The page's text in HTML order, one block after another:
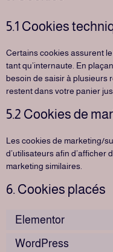
5.1 Cookies
Certains cookies assurent
tant qu’internaute. En
besoin de saisir à plusieurs
restent dans votre panier
5.2 Cookies de
Les cookies de marketing/
d’utilisateurs afin d’afficher
marketing similaires.
6. Cookies placés
Elementor
WordPress